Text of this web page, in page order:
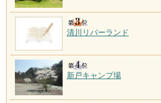
清川リバーランド
新戸キャンプ場